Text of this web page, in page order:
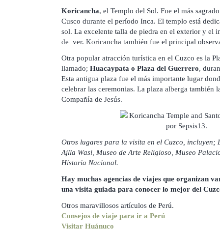
Koricancha, el Templo del Sol. Fue el más
Cusco durante el período Inca. El templo está
sol. La excelente talla de piedra en el exterior y el
de ver. Koricancha también fue el principal
Otra popular atracción turística en el Cuzco es la
llamado; Huacaypata o Plaza del Guerrero,
Esta antigua plaza fue el más importante lugar
celebrar las ceremonias. La plaza alberga también
Compañía de Jesús.
Otros lugares para la visita en el Cuzco,
Ajlla Wasi, Museo de Arte Religioso, Museo
Historia Nacional.
Hay muchas agencias de viajes que organizan
una visita guiada para conocer lo mejor del
Otros maravillosos artículos de Perú.
Consejos de viaje para ir a Perú
Visitar Huánuco